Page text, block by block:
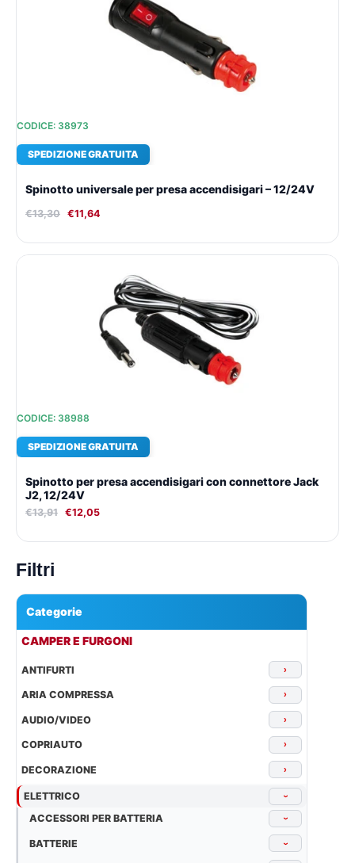
Filtri
Categorie
CAMPER E FURGONI
ANTIFURTI ›
ARIA COMPRESSA ›
AUDIO/VIDEO ›
COPRIAUTO ›
DECORAZIONE ›
ELETTRICO ›
ACCESSORI PER BATTERIA ›
BATTERIE ›
CODICE: 38973
SPEDIZIONE GRATUITA
Spinotto universale per presa accendisigari – 12/24V
€13,30 €11,64
€11,64.
CODICE: 38988
SPEDIZIONE GRATUITA
Spinotto per presa accendisigari con connettore Jack
J2, 12/24V
€13,91 €12,05
prezzo
attuale
€12,05.